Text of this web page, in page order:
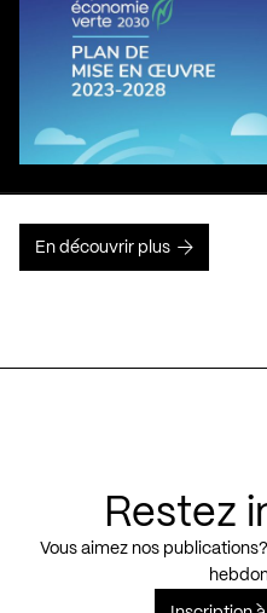
En découvrir plus
Restez
Vous aimez nos